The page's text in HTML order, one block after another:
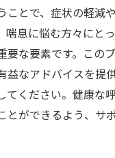
ことで、症状の軽減
喘息に悩む方々にと
要な要素です。この
益なアドバイスを提
てください。健康な
とができるよう、サ